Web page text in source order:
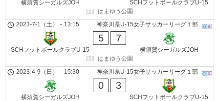
横須賀シーガルズJOH
SCHフットボールクラブU-15
はまゆう公園
神奈川県U-15女子サッカーリーグ１部
2023-7-1（土） - 13:15
SCHフットボールクラブU-15
5 7
横須賀シーガルズJOH
はまゆう公園
神奈川県U-15女子サッカーリーグ１部
2023-4-9（日） - 15:30
横須賀シーガルズJOH
0 3
SCHフットボールクラブU-15